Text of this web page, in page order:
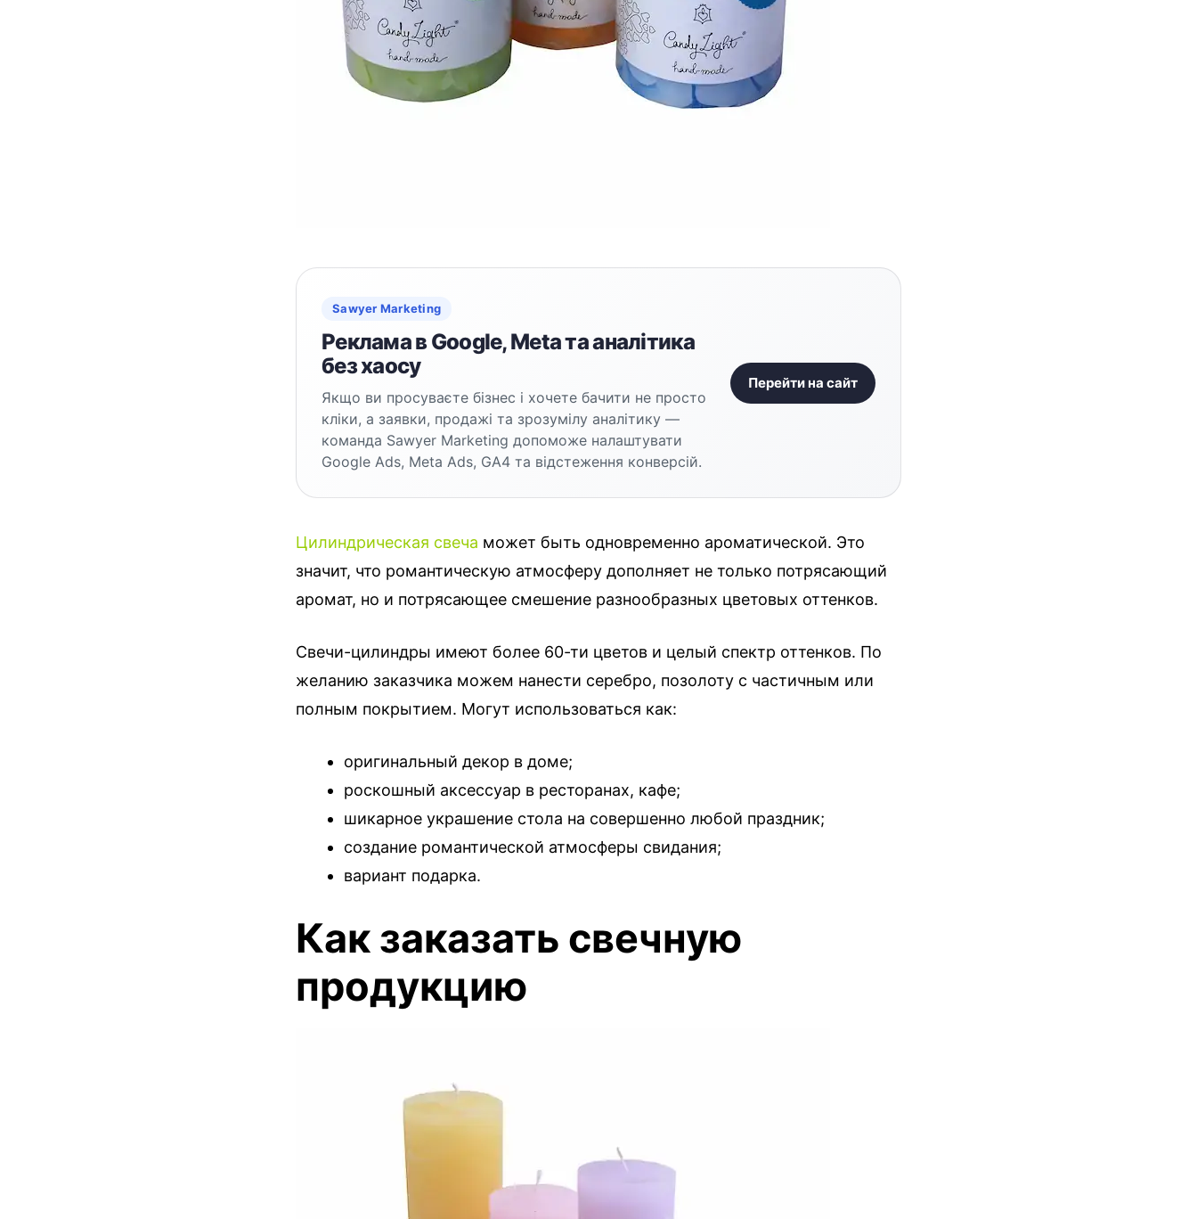
Sawyer Marketing
Реклама в Google, Meta та аналітика
без хаосу
Якщо ви просуваєте бізнес і хочете бачити не просто
кліки, а заявки, продажі та зрозумілу аналітику —
команда Sawyer Marketing допоможе налаштувати
Google Ads, Meta Ads, GA4 та відстеження конверсій.
Перейти на сайт
Цилиндрическая свеча может быть одновременно ароматической. Это
значит, что романтическую атмосферу дополняет не только потрясающий
аромат, но и потрясающее смешение разнообразных цветовых оттенков.
Свечи-цилиндры имеют более 60-ти цветов и целый спектр оттенков. По
желанию заказчика можем нанести серебро, позолоту с частичным или
полным покрытием. Могут использоваться как:
оригинальный декор в доме;
роскошный аксессуар в ресторанах, кафе;
шикарное украшение стола на совершенно любой праздник;
создание романтической атмосферы свидания;
вариант подарка.
Как заказать свечную
продукцию